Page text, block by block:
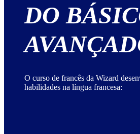
DO
O curso de francês da Wizard
habilidades na língua francesa: